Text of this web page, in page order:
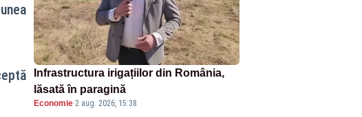
Infrastructura irigațiilor din România,
lăsată în paragină
Economie·2 aug. 2026, 15:38